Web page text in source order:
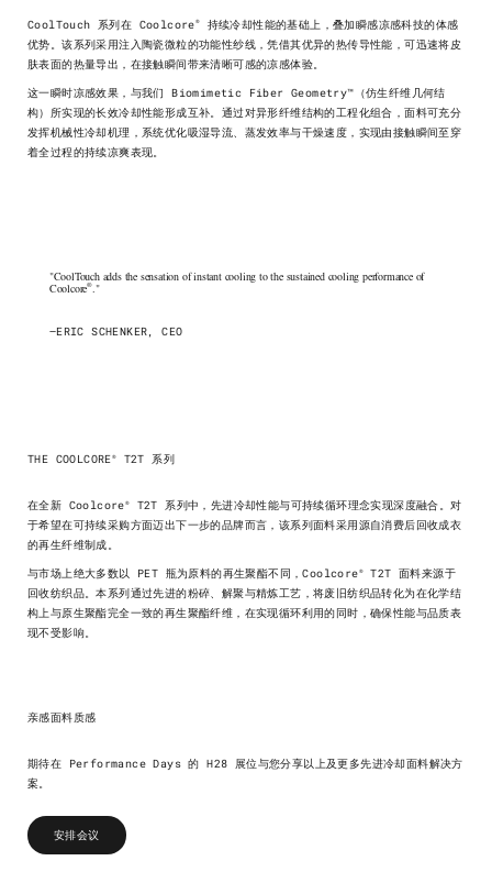
CoolTouch 系列在 Coolcore®
持续冷却性能的基础上，叠加瞬感凉感科技的体感
优势。该系列采用注入陶瓷微粒的功能性纱线，凭借其优异的热传导性能，可迅速将皮
肤表面的热量导出，在接触瞬间带来清晰可感的凉感体验。
这一瞬时凉感效果，与我们 Biomimetic Fiber Geometry™（仿生纤维几何结
构）所实现的长效冷却性能形成互补。通过对异形纤维结构的工程化组合，面料可充分
发挥机械性冷却机理，系统优化吸湿导流、蒸发效率与干燥速度，实现由接触瞬间至穿
着全过程的持续凉爽表现。
"CoolTouch adds the sensation of instant cooling to the sustained cooling performance of
Coolcore®."
—ERIC SCHENKER, CEO
THE COOLCORE® T2T 系列
在全新 Coolcore®
T2T 系列中，先进冷却性能与可持续循环理念实现深度融合。对
于希望在可持续采购方面迈出下一步的品牌而言，该系列面料采用源自消费后回收成衣
的再生纤维制成。
与市场上绝大多数以 PET 瓶为原料的再生聚酯不同，Coolcore®
T2T 面料来源于
回收纺织品。本系列通过先进的粉碎、解聚与精炼工艺，将废旧纺织品转化为在化学结
构上与原生聚酯完全一致的再生聚酯纤维，在实现循环利用的同时，确保性能与品质表
现不受影响。
亲感面料质感
期待在 Performance Days 的 H28 展位与您分享以上及更多先进冷却面料解决方
案。
安排会议